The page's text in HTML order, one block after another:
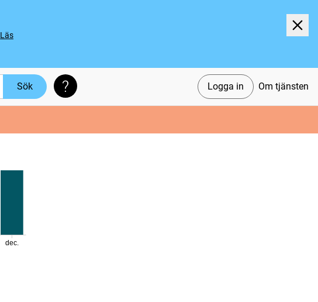
Läs
Logga in Om tjänsten
Sök Söktips
dec.